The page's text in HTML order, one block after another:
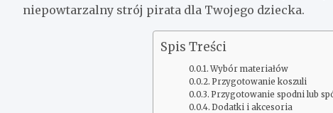
niepowtarzalny strój pirata dla Twojego dziecka.
Spis Treści
Wybór materiałów
Przygotowanie koszuli
Przygotowanie spodni lub
Dodatki i akcesoria